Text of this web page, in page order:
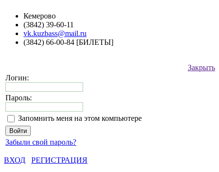
Кемерово
(3842) 39-60-11
vk.kuzbass@mail.ru
(3842) 66-00-84 [БИЛЕТЫ]
Закрыть
Логин:
Пароль:
Запомнить меня на этом компьютере
Забыли свой пароль?
ВХОД
РЕГИСТРАЦИЯ